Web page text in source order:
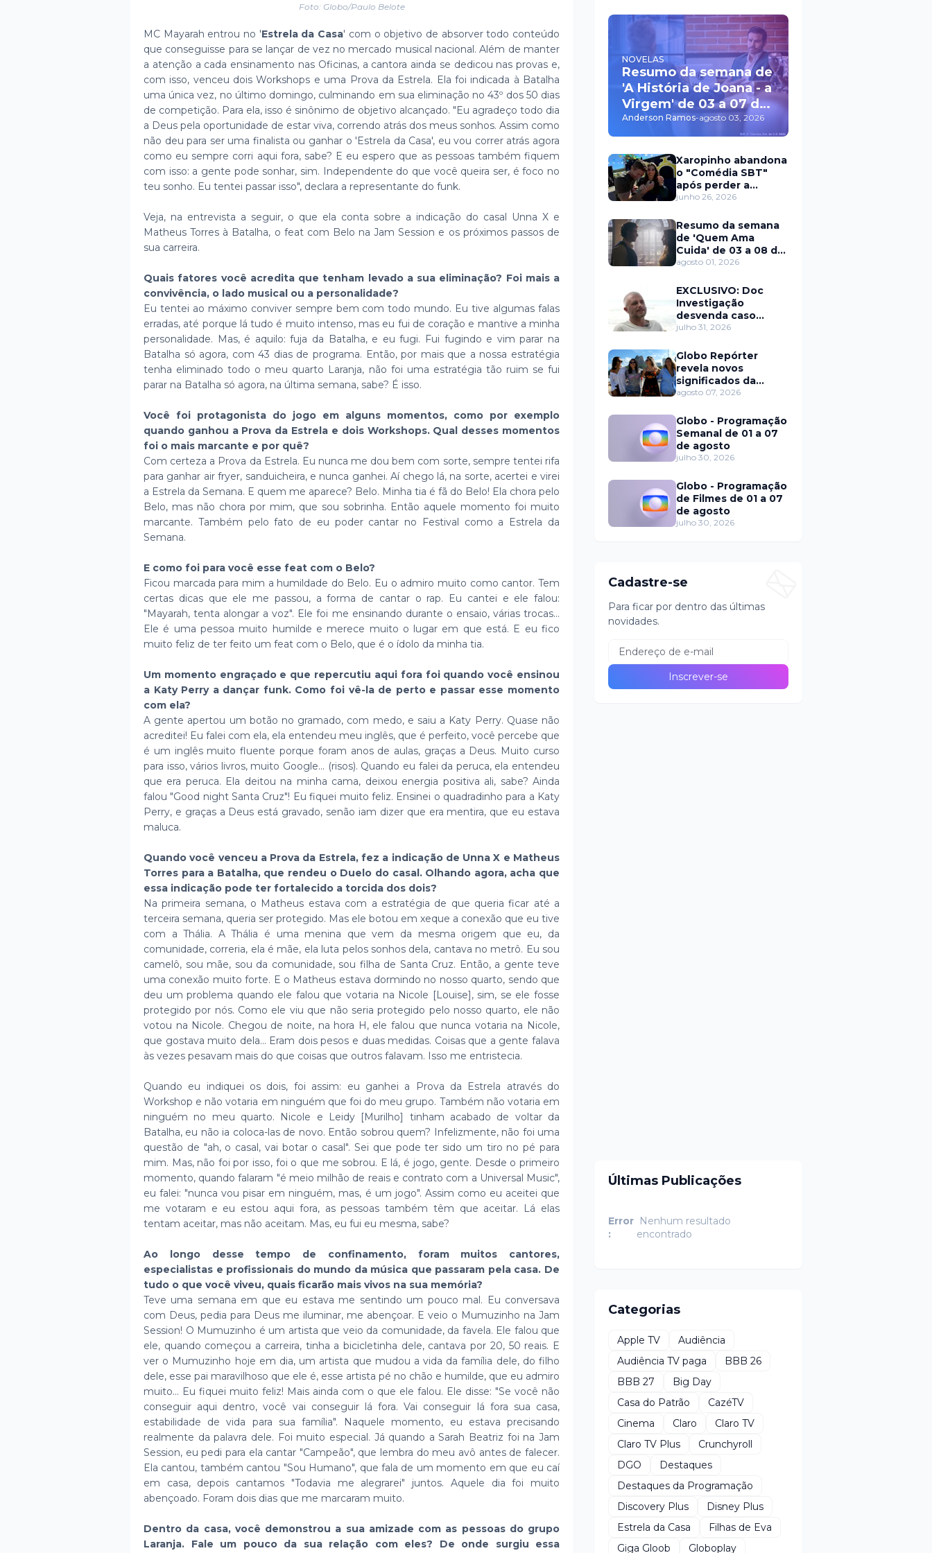
Foto: Globo/Paulo Belote
MC Mayarah entrou no 'Estrela da Casa' com o objetivo de absorver todo conteúdo
que conseguisse para se lançar de vez no mercado musical nacional. Além de manter
a atenção a cada ensinamento nas Oficinas, a cantora ainda se dedicou nas provas e,
com isso, venceu dois Workshops e uma Prova da Estrela. Ela foi indicada à Batalha
uma única vez, no último domingo, culminando em sua eliminação no 43º dos 50 dias
de competição. Para ela, isso é sinônimo de objetivo alcançado. "Eu agradeço todo dia
a Deus pela oportunidade de estar viva, correndo atrás dos meus sonhos. Assim como
não deu para ser uma finalista ou ganhar o 'Estrela da Casa', eu vou correr atrás agora
como eu sempre corri aqui fora, sabe? E eu espero que as pessoas também fiquem
com isso: a gente pode sonhar, sim. Independente do que você queira ser, é foco no
teu sonho. Eu tentei passar isso", declara a representante do funk.
Veja, na entrevista a seguir, o que ela conta sobre a indicação do casal Unna X e
Matheus Torres à Batalha, o feat com Belo na Jam Session e os próximos passos de
sua carreira.
Quais fatores você acredita que tenham levado a sua eliminação? Foi mais a
convivência, o lado musical ou a personalidade?
Eu tentei ao máximo conviver sempre bem com todo mundo. Eu tive algumas falas
erradas, até porque lá tudo é muito intenso, mas eu fui de coração e mantive a minha
personalidade. Mas, é aquilo: fuja da Batalha, e eu fugi. Fui fugindo e vim parar na
Batalha só agora, com 43 dias de programa. Então, por mais que a nossa estratégia
tenha eliminado todo o meu quarto Laranja, não foi uma estratégia tão ruim se fui
parar na Batalha só agora, na última semana, sabe? É isso.
Você foi protagonista do jogo em alguns momentos, como por exemplo
quando ganhou a Prova da Estrela e dois Workshops. Qual desses momentos
foi o mais marcante e por quê?
Com certeza a Prova da Estrela. Eu nunca me dou bem com sorte, sempre tentei rifa
para ganhar air fryer, sanduicheira, e nunca ganhei. Aí chego lá, na sorte, acertei e virei
a Estrela da Semana. E quem me aparece? Belo. Minha tia é fã do Belo! Ela chora pelo
Belo, mas não chora por mim, que sou sobrinha. Então aquele momento foi muito
marcante. Também pelo fato de eu poder cantar no Festival como a Estrela da
Semana.
E como foi para você esse feat com o Belo?
Ficou marcada para mim a humildade do Belo. Eu o admiro muito como cantor. Tem
certas dicas que ele me passou, a forma de cantar o rap. Eu cantei e ele falou:
"Mayarah, tenta alongar a voz". Ele foi me ensinando durante o ensaio, várias trocas...
Ele é uma pessoa muito humilde e merece muito o lugar em que está. E eu fico
muito feliz de ter feito um feat com o Belo, que é o ídolo da minha tia.
Um momento engraçado e que repercutiu aqui fora foi quando você ensinou
a Katy Perry a dançar funk. Como foi vê-la de perto e passar esse momento
com ela?
A gente apertou um botão no gramado, com medo, e saiu a Katy Perry. Quase não
acreditei! Eu falei com ela, ela entendeu meu inglês, que é perfeito, você percebe que
é um inglês muito fluente porque foram anos de aulas, graças a Deus. Muito curso
para isso, vários livros, muito Google... (risos). Quando eu falei da peruca, ela entendeu
que era peruca. Ela deitou na minha cama, deixou energia positiva ali, sabe? Ainda
falou "Good night Santa Cruz"! Eu fiquei muito feliz. Ensinei o quadradinho para a Katy
Perry, e graças a Deus está gravado, senão iam dizer que era mentira, que eu estava
maluca.
Quando você venceu a Prova da Estrela, fez a indicação de Unna X e Matheus
Torres para a Batalha, que rendeu o Duelo do casal. Olhando agora, acha que
essa indicação pode ter fortalecido a torcida dos dois?
Na primeira semana, o Matheus estava com a estratégia de que queria ficar até a
terceira semana, queria ser protegido. Mas ele botou em xeque a conexão que eu tive
com a Thália. A Thália é uma menina que vem da mesma origem que eu, da
comunidade, correria, ela é mãe, ela luta pelos sonhos dela, cantava no metrô. Eu sou
camelô, sou mãe, sou da comunidade, sou filha de Santa Cruz. Então, a gente teve
uma conexão muito forte. E o Matheus estava dormindo no nosso quarto, sendo que
deu um problema quando ele falou que votaria na Nicole [Louise], sim, se ele fosse
protegido por nós. Como ele viu que não seria protegido pelo nosso quarto, ele não
votou na Nicole. Chegou de noite, na hora H, ele falou que nunca votaria na Nicole,
que gostava muito dela... Eram dois pesos e duas medidas. Coisas que a gente falava
às vezes pesavam mais do que coisas que outros falavam. Isso me entristecia.
Quando eu indiquei os dois, foi assim: eu ganhei a Prova da Estrela através do
Workshop e não votaria em ninguém que foi do meu grupo. Também não votaria em
ninguém no meu quarto. Nicole e Leidy [Murilho] tinham acabado de voltar da
Batalha, eu não ia coloca-las de novo. Então sobrou quem? Infelizmente, não foi uma
questão de "ah, o casal, vai botar o casal". Sei que pode ter sido um tiro no pé para
mim. Mas, não foi por isso, foi o que me sobrou. E lá, é jogo, gente. Desde o primeiro
momento, quando falaram "é meio milhão de reais e contrato com a Universal Music",
eu falei: "nunca vou pisar em ninguém, mas, é um jogo". Assim como eu aceitei que
me votaram e eu estou aqui fora, as pessoas também têm que aceitar. Lá elas
tentam aceitar, mas não aceitam. Mas, eu fui eu mesma, sabe?
Ao longo desse tempo de confinamento, foram muitos cantores,
especialistas e profissionais do mundo da música que passaram pela casa. De
tudo o que você viveu, quais ficarão mais vivos na sua memória?
Teve uma semana em que eu estava me sentindo um pouco mal. Eu conversava
com Deus, pedia para Deus me iluminar, me abençoar. E veio o Mumuzinho na Jam
Session! O Mumuzinho é um artista que veio da comunidade, da favela. Ele falou que
ele, quando começou a carreira, tinha a bicicletinha dele, cantava por 20, 50 reais. E
ver o Mumuzinho hoje em dia, um artista que mudou a vida da família dele, do filho
dele, esse pai maravilhoso que ele é, esse artista pé no chão e humilde, que eu admiro
muito... Eu fiquei muito feliz! Mais ainda com o que ele falou. Ele disse: "Se você não
conseguir aqui dentro, você vai conseguir lá fora. Vai conseguir lá fora sua casa,
estabilidade de vida para sua família". Naquele momento, eu estava precisando
realmente da palavra dele. Foi muito especial. Já quando a Sarah Beatriz foi na Jam
Session, eu pedi para ela cantar "Campeão", que lembra do meu avô antes de falecer.
Ela cantou, também cantou "Sou Humano", que fala de um momento em que eu caí
em casa, depois cantamos "Todavia me alegrarei" juntos. Aquele dia foi muito
abençoado. Foram dois dias que me marcaram muito.
Dentro da casa, você demonstrou a sua amizade com as pessoas do grupo
Laranja. Fale um pouco da sua relação com eles? De onde surgiu essa
NOVELAS
Resumo da semana de
'A História de Joana - a
Virgem' de 03 a 07 de
agosto
Anderson Ramos-agosto 03, 2026
Xaropinho abandona
o "Comédia SBT"
após perder a
paciência com Sarro
junho 26, 2026
Resumo da semana
de 'Quem Ama
Cuida' de 03 a 08 de
agosto
agosto 01, 2026
EXCLUSIVO: Doc
Investigação
desvenda caso
Eduardo Martins e
trás de fraude
internacional
julho 31, 2026
Globo Repórter
revela novos
significados da
solteirice no Brasil e
nos relacionamentos
agosto 07, 2026
Globo - Programação
Semanal de 01 a 07
de agosto
julho 30, 2026
Globo - Programação
de Filmes de 01 a 07
de agosto
julho 30, 2026
Cadastre-se
Para ficar por dentro das últimas
novidades.
Últimas Publicações
Error
:
Nenhum resultado
encontrado
Categorias
Apple TV
Audiência
Audiência TV paga
BBB 26
BBB 27
Big Day
Casa do Patrão
CazéTV
Cinema
Claro
Claro TV
Claro TV Plus
Crunchyroll
DGO
Destaques
Destaques da Programação
Discovery Plus
Disney Plus
Estrela da Casa
Filhas de Eva
Giga Gloob
Globoplay